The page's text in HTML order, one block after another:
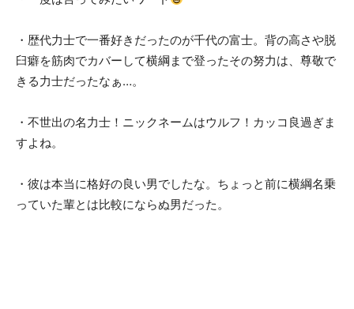
・歴代力士で一番好きだったのが千代の富士。背の高さや脱
臼癖を筋肉でカバーして横綱まで登ったその努力は、尊敬で
きる力士だったなぁ…。
・不世出の名力士！ニックネームはウルフ！カッコ良過ぎま
すよね。
・彼は本当に格好の良い男でしたな。ちょっと前に横綱名乗
っていた輩とは比較にならぬ男だった。